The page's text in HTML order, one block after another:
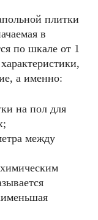
плитки
в
по шкале от 1
а именно:
на пол для
между